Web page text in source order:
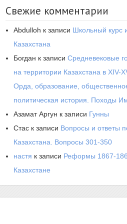
Свежие комментарии
Abdulloh к записи Школьный курс
Казахстана
Богдан к записи Средневековые
на территории Казахстана в XIV-
Орда, образование,
политическая история. Походы
Азамат Аргун к записи Гунны
Стас к записи Вопросы и ответы
Казахстана. Вопросы 301-350
настя к записи Реформы 1867-
Казахстане